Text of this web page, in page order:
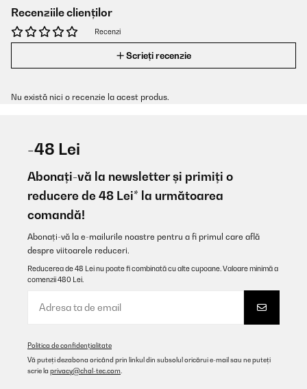
Recenziile clienților
Recenzi
Scrieți recenzie
Nu există nici o recenzie la acest produs.
-48 Lei
Abonați-vă la newsletter și primiți o
reducere de 48 Lei* la următoarea
comandă!
Abonați-vă la e-mailurile noastre pentru a fi primul care află
despre viitoarele reduceri.
Reducerea de 48 Lei nu poate fi combinată cu alte cupoane. Valoare minimă a
comenzii 480 Lei.
Politica de confidențialitate
Vă puteți dezabona oricând prin linkul din subsolul oricărui e-mail sau ne puteți
scrie la privacy@chal-tec.com